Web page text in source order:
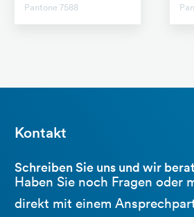
Pantone 7588
Kontakt
Schreiben Sie uns und wir
Haben Sie noch Fragen oder
direkt mit einem